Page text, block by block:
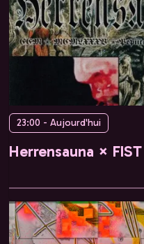
23:00 - Aujourd'hui
Herrensauna × FIST